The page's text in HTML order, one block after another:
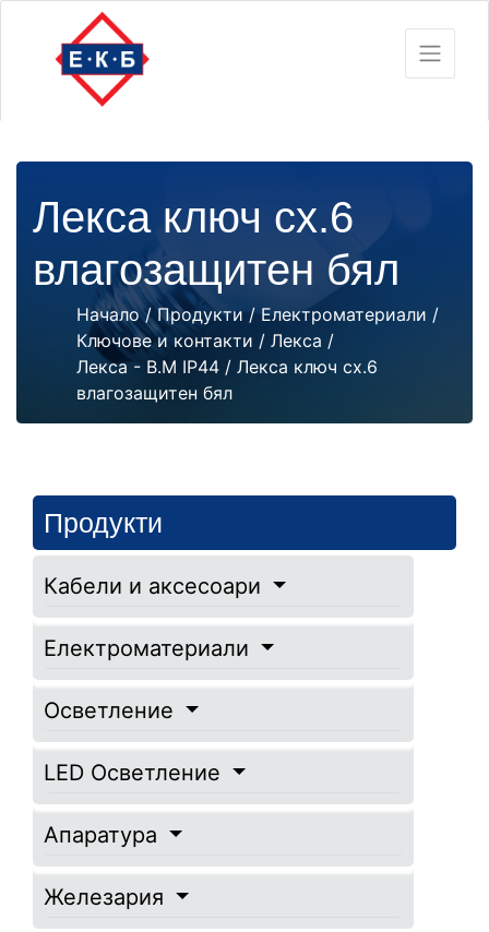
Лекса ключ сх.6
влагозащитен бял
Начало/Продукти /Електроматериали /
Ключове и контакти / Лекса /
Лекса - В.М IP44 / Лекса ключ сх.6
влагозащитен бял
Продукти
Кабели и аксесоари
Електроматериали
Осветление
LED Осветление
Апаратура
Железария